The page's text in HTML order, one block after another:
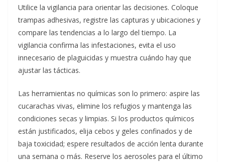
Utilice la vigilancia para orientar las decisiones. Coloque
trampas adhesivas, registre las capturas y ubicaciones y
compare las tendencias a lo largo del tiempo. La
vigilancia confirma las infestaciones, evita el uso
innecesario de plaguicidas y muestra cuándo hay que
ajustar las tácticas.
Las herramientas no químicas son lo primero: aspire las
cucarachas vivas, elimine los refugios y mantenga las
condiciones secas y limpias. Si los productos químicos
están justificados, elija cebos y geles confinados y de
baja toxicidad; espere resultados de acción lenta durante
una semana o más. Reserve los aerosoles para el último